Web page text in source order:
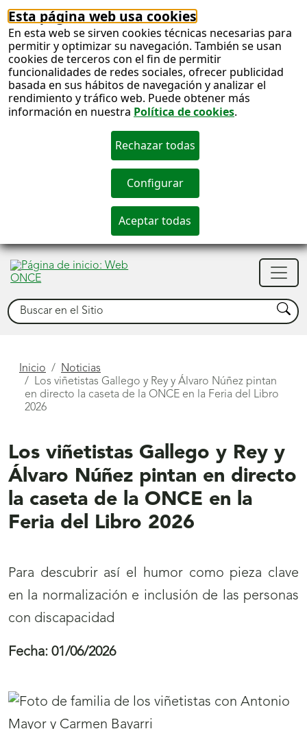
Esta página web usa cookies
En esta web se sirven cookies técnicas necesarias para
permitir y optimizar su navegación. También se usan
cookies de terceros con el fin de permitir
funcionalidades de redes sociales, ofrecer publicidad
basada en sus hábitos de navegación y analizar el
rendimiento y tráfico web. Puede obtener más
información en nuestra Política de cookies.
Buscar Buscar
Está
aquí
Inicio
Noticias
Los viñetistas Gallego y Rey y Álvaro Núñez pintan
en directo la caseta de la ONCE en la Feria del Libro
2026
Los viñetistas Gallego y Rey y
Álvaro Núñez pintan en directo
la caseta de la ONCE en la
Feria del Libro 2026
Para descubrir así el humor como pieza clave
en la normalización e inclusión de las personas
con discapacidad
Fecha: 01/06/2026